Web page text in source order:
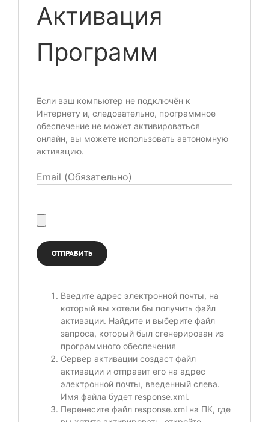
Активация
Программ
Если ваш компьютер не подключён к
Интернету и, следовательно, программное
обеспечение не может активироваться
онлайн, вы можете использовать автономную
активацию.
Email (Обязательно)
Введите адрес электронной почты, на
который вы хотели бы получить файл
активации. Найдите и выберите файл
запроса, который был сгенерирован из
программного обеспечения
Сервер активации создаст файл
активации и отправит его на адрес
электронной почты, введенный слева.
Имя файла будет response.xml.
Перенесите файл response.xml на ПК, где